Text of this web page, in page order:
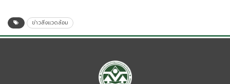
ข่าวสิ่งแวดล้อม